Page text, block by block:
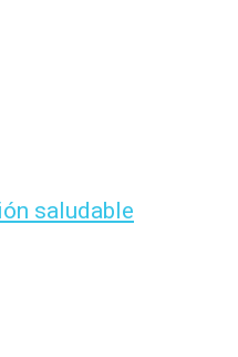
saludable